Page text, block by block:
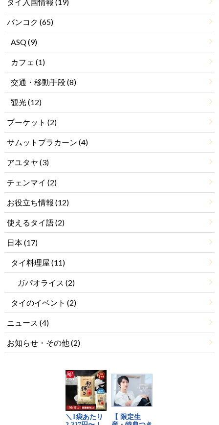
バンコク (65)
ASQ(9)
カフェ (1)
交通・移動手段(8)
観光(12)
プーケット (2)
サムットプラカーン (4)
アユタヤ (3)
チェンマイ (2)
お役立ち情報 (12)
使えるタイ語(2)
日本(17)
タイ料理屋 (11)
ガパオライス (2)
タイのイベント (2)
ニュース (4)
お知らせ・その他(2)